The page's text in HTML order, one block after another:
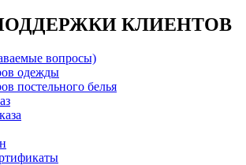
КЛИЕНТОВ
вопросы)
одежды
постельного белья